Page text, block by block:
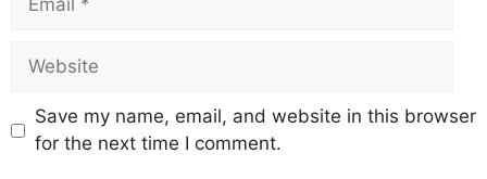
Save my name, email, and website in this browser
for the next time I comment.